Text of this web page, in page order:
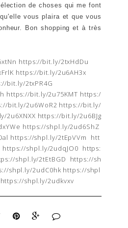
de choses qui me font
vous plaira et que vous
Bon shopping et à très
https://bit.ly/2txHdDu
https://bit.ly/2u6AH3x
bit.ly/2txPR4G
https://bit.ly/2u75KMT https:/
bit.ly/2u6WoR2 https://bit.ly/
2u6XNXX https://bit.ly/2u6BJg
https://shpl.ly/2ud6ShZ
https://shpl.ly/2tEpVVm
htt
https://shpl.ly/2udqJO0 https:
shpl.ly/2tEtBGD
https://sh
shpl.ly/2udC0hk https://shpl
https://shpl.ly/2udkvxv